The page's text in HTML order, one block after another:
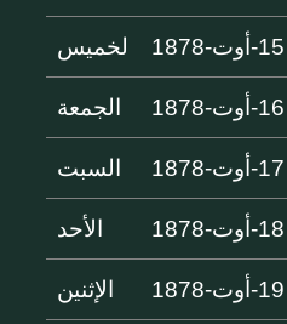
15-أوت-1878 لخميس
16-أوت-1878 الجمعة
17-أوت-1878 السبت
18-أوت-1878 الأحد
19-أوت-1878 الإثنين